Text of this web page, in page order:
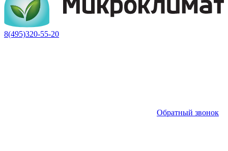
8(495)320-55-20
Обратный звонок